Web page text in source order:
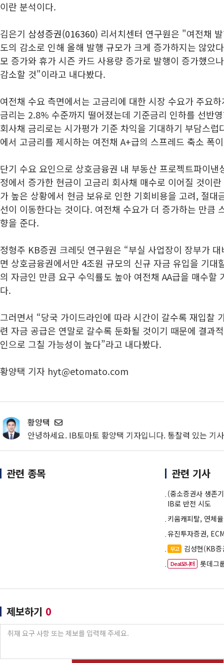
이란 분석이다.
김은기 삼성증권(016360) 리서치센터 연구원은 "여전채
도의 감소로 인해 올해 발행 규모가 크게 증가하지는 않았
모 증가와 휴가 시즌 카드 사용량 증가로 발행이 증가했으
감소할 것"이라고 내다봤다.
여전채 수요 측면에서는 고금리에 대한 시장 수요가 주요
금리는 2.8% 수준까지 떨어졌는데 기준금리 인하를 선반
회사채 금리로는 시가평가 기준 차익을 기대하기 부담스
에서 고금리를 제시하는 여전채 A+급의 스프레드 축소 폭
단기 수요 요인으로 상호금융권 내 부동산 프로젝트파이
정에서 증가한 현금이 고금리 회사채 매수로 이어질 것이
가 높은 상황에서 현금 보유로 인한 기회비용을 고려, 절대
선이 이동한다는 것이다. 여전채 수요가 더 증가하는 만큼
향을 준다.
정형주 KB증권 크레딧 연구원은 “부실 사업장이 장부가
면 상호금융권에서만 4조원 규모의 신규 자금 유입을 기대
의 자금인 만큼 요구 수익률도 높아 여전채 AA급을 매수할
다.
그러면서 “당국 가이드라인에 따라 시간이 갈수록 재입찰
련 자금 공급은 연말로 갈수록 둔화될 것이기 때문에 결과
인으로 그칠 가능성이 높다”라고 내다봤다.
황양택 기자 hyt@etomato.com
황양택
안녕하세요. IB토마토 황양택 기자입니다. 통찰력 있는 기
관련 종목 관련 기사
(중소증권사 생존
IB로 반전 시도
키움캐피탈, 연체
유진투자증권,
부고 김성현(KB
Deal모니터 롯데그
제보하기 0